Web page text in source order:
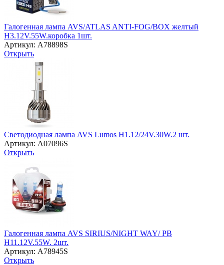
Галогенная лампа AVS/ATLAS ANTI-FOG/BOX желтый
H3.12V.55W.коробка 1шт.
Артикул: A78898S
Открыть
Светодиодная лампа AVS Lumos H1.12/24V.30W.2 шт.
Артикул: A07096S
Открыть
Галогенная лампа AVS SIRIUS/NIGHT WAY/ PB
H11.12V.55W. 2шт.
Артикул: A78945S
Открыть